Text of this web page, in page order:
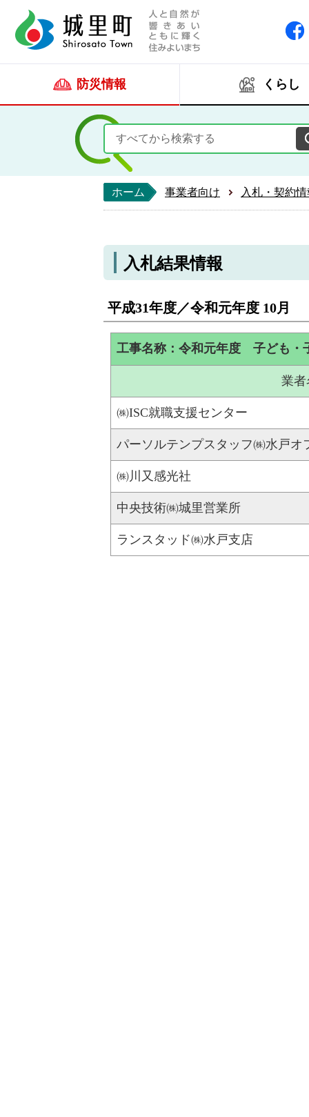
防災情報 くらし
ホーム 事業者向け 入札・契約
入札結果情報
平成31年度／令和元年度 10月
工事名称：令和元年度 子ども・
業者
㈱ISC就職支援センター
パーソルテンプスタッフ㈱水戸オ
㈱川又感光社
中央技術㈱城里営業所
ランスタッド㈱水戸支店